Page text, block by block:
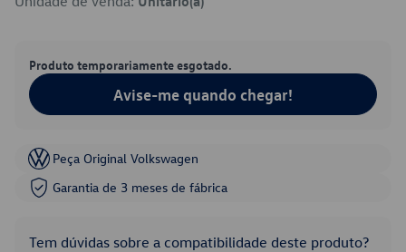
Produto temporariamente esgotado.
Avise-me quando chegar!
Peça Original Volkswagen
Garantia de 3 meses de fábrica
Tem dúvidas sobre a compatibilidade deste produto?